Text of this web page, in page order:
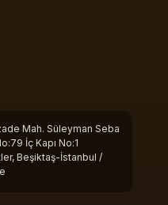
Mah. Süleyman Seba
İç Kapı No:1
Beşiktaş-İstanbul /